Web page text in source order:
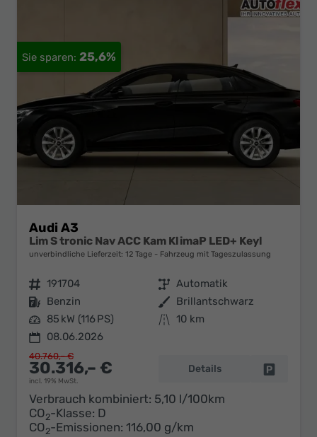
25,6%
Audi A3
Lim S tronic Nav ACC Kam KlimaP LED+ Keyl
unverbindliche Lieferzeit: 12 Tage Fahrzeug mit Tageszulassung
Fahrzeugnr. 191704 Getriebe Automatik
Kraftstoff Benzin Außenfarbe Brillantschwarz
Leistung 85 kW (116 PS) Kilometerstand 10 km
08.06.2026
30.316,– €
incl. 19% MwSt.
40.760,– €
Details
Verbrauch kombiniert: 5,10 l/100km
CO2-Klasse: D
CO2-Emissionen: 116,00 g/km